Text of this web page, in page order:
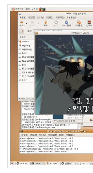
전
ubuntu
Linux
ACECOMBAT
nateon
ghackfair